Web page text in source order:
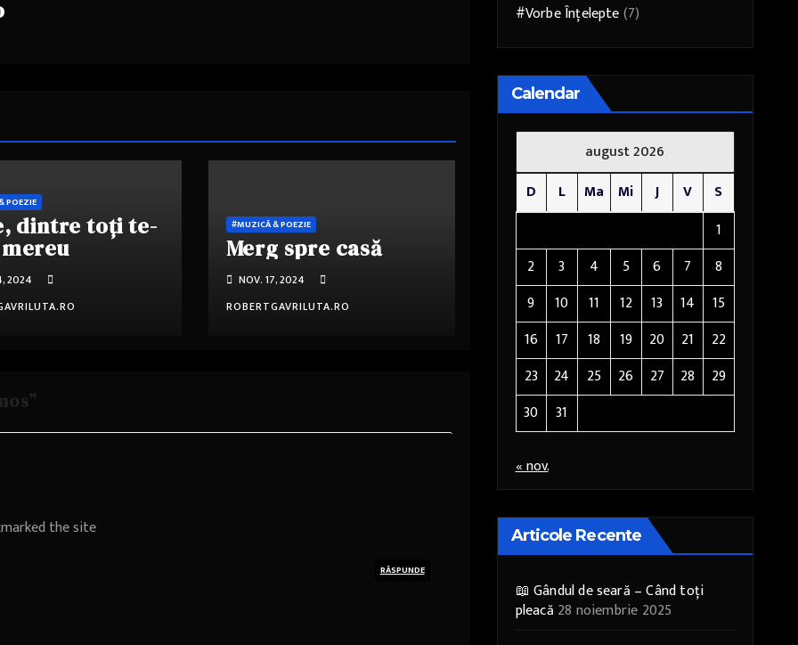
POEZIE
dintre toți te-
2024
#MUZICĂ & POEZIE
Merg spre casă
NOV. 17, 2024
ROBERTGAVRILUTA.RO
the site
RĂSPUNDE
#Vorbe Înțelepte(7)
Calendar
august 2026
D
L Ma Mi J V
S
1
2
3 4 5 6 7
8
9
10 11 12 13 14
15
16
17 18 19 20 21
22
23
24 25 26 27 28
29
30
31
« nov.
Articole Recente
📖 Gândul de seară – Când toți
pleacă 28 noiembrie 2025